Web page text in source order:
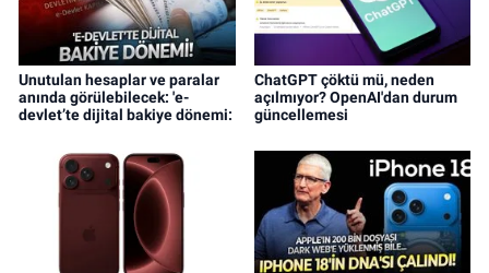
Unutulan hesaplar ve paralar
anında görülebilecek: 'e-
devlet’te dijital bakiye dönemi:
ChatGPT çöktü mü, neden
açılmıyor? OpenAI'dan durum
güncellemesi